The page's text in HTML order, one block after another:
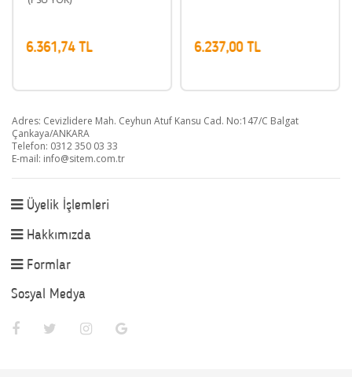
6.361,74 TL 6.237,00 TL
Adres: Cevizlidere Mah. Ceyhun Atuf Kansu Cad. No:147/C Balgat
Çankaya/ANKARA
Telefon: 0312 350 03 33
E-mail: info@sitem.com.tr
Üyelik İşlemleri
Hakkımızda
Formlar
Sosyal Medya